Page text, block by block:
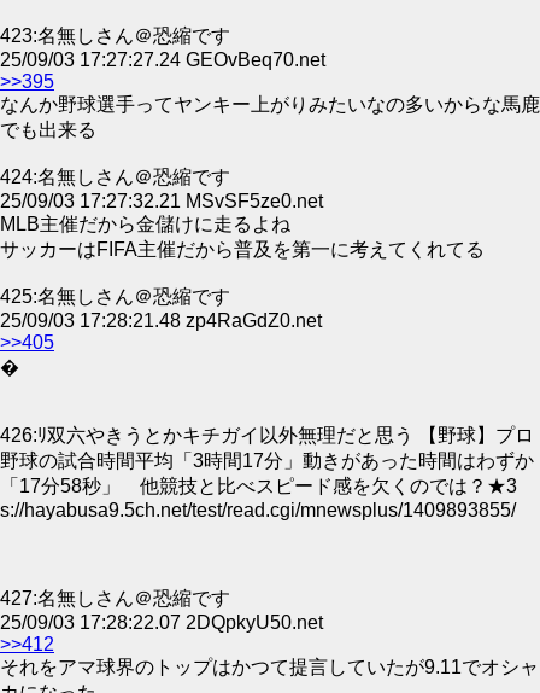
423:名無しさん＠恐縮です
25/09/03 17:27:27.24 GEOvBeq70.net
>>395
なんか野球選手ってヤンキー上がりみたいなの多いからな馬鹿
でも出来る
424:名無しさん＠恐縮です
25/09/03 17:27:32.21 MSvSF5ze0.net
MLB主催だから金儲けに走るよね
サッカーはFIFA主催だから普及を第一に考えてくれてる
425:名無しさん＠恐縮です
25/09/03 17:28:21.48 zp4RaGdZ0.net
>>405
�
426:ﾘ双六やきうとかキチガイ以外無理だと思う 【野球】プロ
野球の試合時間平均「3時間17分」動きがあった時間はわずか
「17分58秒」 他競技と比べスピード感を欠くのでは？★3
s://hayabusa9.5ch.net/test/read.cgi/mnewsplus/1409893855/
427:名無しさん＠恐縮です
25/09/03 17:28:22.07 2DQpkyU50.net
>>412
それをアマ球界のトップはかつて提言していたが9.11でオシャ